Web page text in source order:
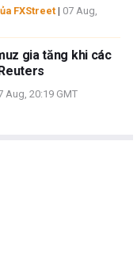
FXStreet | 07 Aug,
gia tăng khi các
Aug, 20:19 GMT